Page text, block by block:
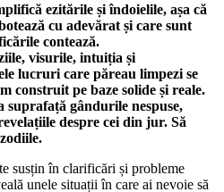
ezitările și îndoielile, așa că
cu adevărat și care sunt
contează.
visurile, intuiția și
lucruri care păreau limpezi se
construit pe baze solide și reale.
suprafață gândurile nespuse,
despre cei din jur. Să
susțin în clarificări și probleme
unele situații în care ai nevoie să